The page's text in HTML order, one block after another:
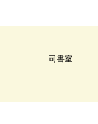
司書室